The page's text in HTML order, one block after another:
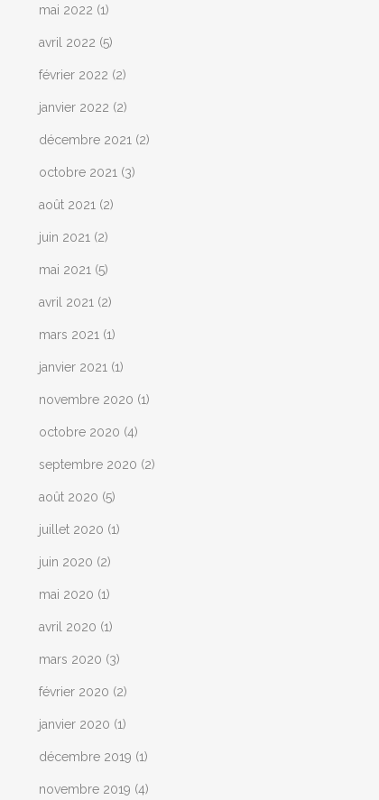
mai 2022 (1)
avril 2022 (5)
février 2022 (2)
janvier 2022 (2)
décembre 2021 (2)
octobre 2021 (3)
août 2021 (2)
juin 2021 (2)
mai 2021 (5)
avril 2021 (2)
mars 2021 (1)
janvier 2021 (1)
novembre 2020 (1)
octobre 2020 (4)
septembre 2020 (2)
août 2020 (5)
juillet 2020 (1)
juin 2020 (2)
mai 2020 (1)
avril 2020 (1)
mars 2020 (3)
février 2020 (2)
janvier 2020 (1)
décembre 2019 (1)
novembre 2019 (4)